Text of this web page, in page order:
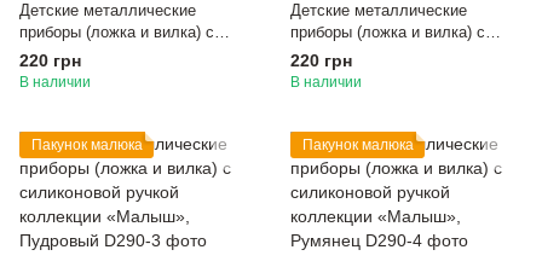
Детские металлические
приборы (ложка и вилка) с
силиконовой ручкой коллекции
«Малыш», Бежевый
220 грн
В наличии
Детские металлические
приборы (ложка и вилка) с
силиконовой ручкой коллекции
«Малыш», Оливковый
220 грн
В наличии
Пакунок малюка Пакунок малюка